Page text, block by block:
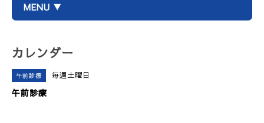
MENU ▼
カレンダー
午前診療 毎週土曜日
午前診療